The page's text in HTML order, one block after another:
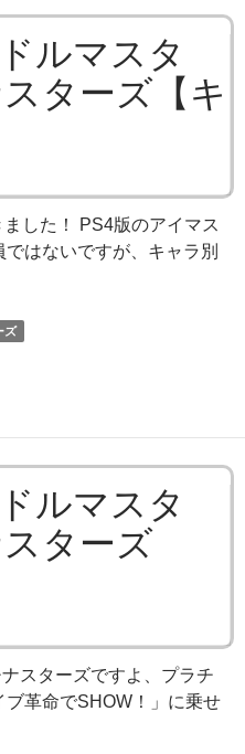
ルマスタ
ターズ【キ
した！ PS4版のアイマス
はないですが、キャラ別
ズ
ルマスタ
ターズ
スターズですよ、プラチ
革命でSHOW！」に乗せ